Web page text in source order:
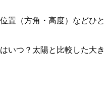
置（方角・高度）などひと
いつ？太陽と比較した大き